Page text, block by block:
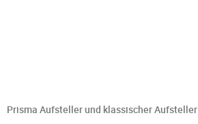
Prisma Aufsteller und klassischer Aufsteller